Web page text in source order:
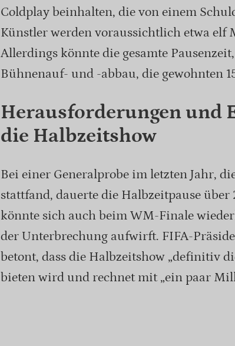
Coldplay beinhalten, die von einem
Künstler werden voraussichtlich etwa elf
Allerdings könnte die gesamte
Bühnenauf- und -abbau, die gewohnten
Herausforderungen und
die Halbzeitshow
Bei einer Generalprobe im letzten Jahr,
stattfand, dauerte die Halbzeitpause
könnte sich auch beim WM-Finale
der Unterbrechung aufwirft. FIFA-
betont, dass die Halbzeitshow „definitiv
bieten wird und rechnet mit „ein paar